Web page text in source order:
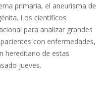
primaria, el aneurisma de
Los científicos
para analizar grandes
con enfermedades,
hereditario de estas
jueves.